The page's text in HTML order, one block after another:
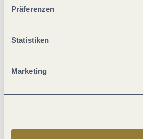
Präferenzen
Statistiken
Marketing
Betriebsart
Fremdsprachen
Tagung / Kongress
Wein und Kulinarik